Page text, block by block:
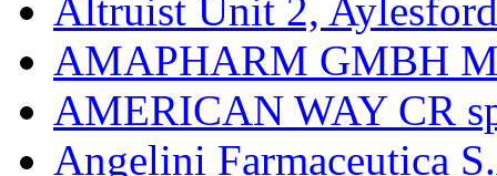
Altruist Unit 2, Aylesford
AMAPHARM GMBH
AMERICAN WAY CR
Angelini Farmaceutica